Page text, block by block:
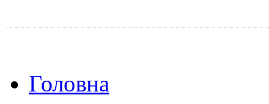
Головна